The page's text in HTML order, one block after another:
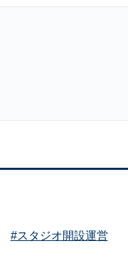
#スタジオ開設運営